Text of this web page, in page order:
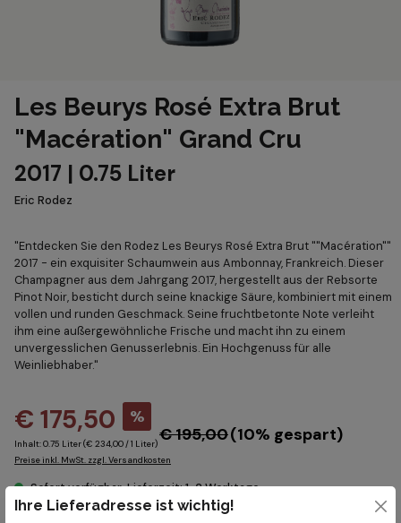
Les Beurys Rosé Extra Brut
"Macération" Grand Cru
2017 | 0.75 Liter
Eric Rodez
"Entdecken Sie den Rodez Les Beurys Rosé Extra Brut ""Macération""
2017 - ein exquisiter Schaumwein aus Ambonnay, Frankreich. Dieser
Champagner aus dem Jahrgang 2017, hergestellt aus der Rebsorte
Pinot Noir, besticht durch seine knackige Säure, kombiniert mit einem
vollen und runden Geschmack. Seine fruchtbetonte Note verleiht
ihm eine außergewöhnliche Frische und macht ihn zu einem
unvergesslichen Genusserlebnis. Ein Hochgenuss für alle
Weinliebhaber."
€ 175,50
%
€ 195,00(10% gespart)
Inhalt:0.75 Liter(€ 234,00 / 1 Liter)
Preise inkl. MwSt. zzgl. Versandkosten
Sofort verfügbar, Lieferzeit: 1-2 Werktage
Produkt Anzahl: Gib den gewünschten Wert ein oder benutze die Schaltflächen um die Anzahl
Ihre Lieferadresse ist wichtig!